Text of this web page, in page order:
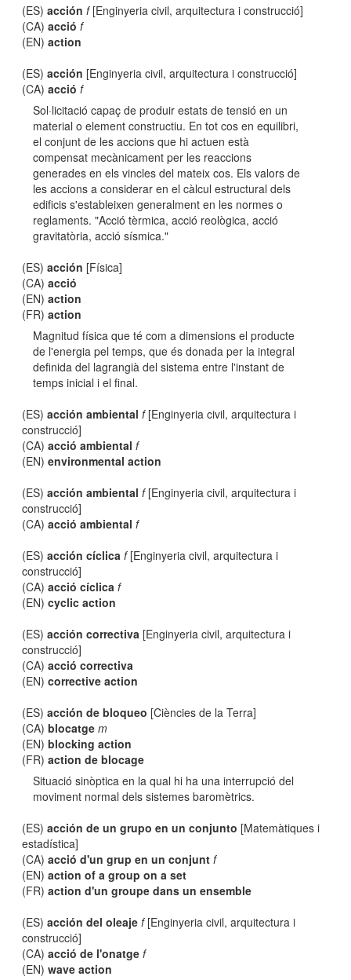
(ES)acción f[Enginyeria civil, arquitectura i construcció]
(CA)acció f
(EN)action
(ES)acción [Enginyeria civil, arquitectura i construcció]
(CA)acció f
Sol·licitació capaç de produir estats de tensió en un
material o element constructiu. En tot cos en equilibri,
el conjunt de les accions que hi actuen està
compensat mecànicament per les reaccions
generades en els vincles del mateix cos. Els valors de
les accions a considerar en el càlcul estructural dels
edificis s'estableixen generalment en les normes o
reglaments. "Acció tèrmica, acció reològica, acció
gravitatòria, acció sísmica."
(ES)acción [Física]
(CA)acció
(EN)action
(FR)action
Magnitud física que té com a dimensions el producte
de l'energia pel temps, que és donada per la integral
definida del lagrangià del sistema entre l'instant de
temps inicial i el final.
(ES)acción ambiental f[Enginyeria civil, arquitectura i
construcció]
(CA)acció ambiental f
(EN)environmental action
(ES)acción ambiental f[Enginyeria civil, arquitectura i
construcció]
(CA)acció ambiental f
(ES)acción cíclica f[Enginyeria civil, arquitectura i
construcció]
(CA)acció cíclica f
(EN)cyclic action
(ES)acción correctiva [Enginyeria civil, arquitectura i
construcció]
(CA)acció correctiva
(EN)corrective action
(ES)acción de bloqueo [Ciències de la Terra]
(CA)blocatge m
(EN)blocking action
(FR)action de blocage
Situació sinòptica en la qual hi ha una interrupció del
moviment normal dels sistemes baromètrics.
(ES)acción de un grupo en un conjunto [Matemàtiques i
estadística]
(CA)acció d'un grup en un conjunt f
(EN)action of a group on a set
(FR)action d'un groupe dans un ensemble
(ES)acción del oleaje f[Enginyeria civil, arquitectura i
construcció]
(CA)acció de l'onatge f
(EN)wave action